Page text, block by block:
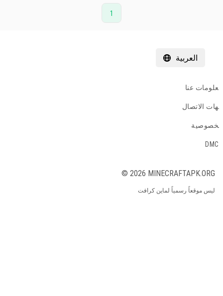
1
العربية
معلومات عنا
جهات الاتصال
الخصوصية
DMCA
© 2026 MINECRAFTAPK.ORG
ليس موقعاً رسمياً لماين كرافت